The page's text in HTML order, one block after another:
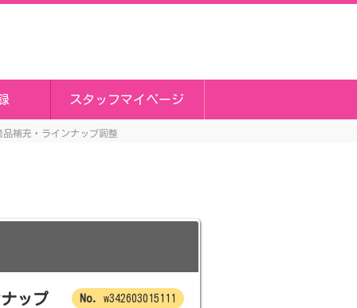
スタッフマイページ
品補充・ラインナップ調整
w342603015111
ップ